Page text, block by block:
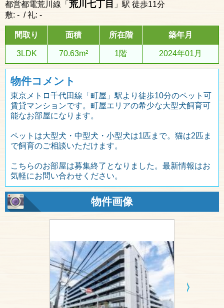
都営都電荒川線「 荒川七丁目 」駅 徒歩11分
敷: - / 礼: -
間取り 面積 所在階 築年月
3LDK 70.63m² 1階 2024年01月
物件コメント
東京メトロ千代田線「町屋」駅より徒歩10分のペット可
賃貸マンションです。町屋エリアの希少な大型犬飼育可
能なお部屋になります。
ペットは大型犬・中型犬・小型犬は1匹まで。猫は2匹ま
で飼育のご相談いただけます。
こちらのお部屋は募集終了となりました。最新情報はお
気軽にお問い合わせください。
物件画像